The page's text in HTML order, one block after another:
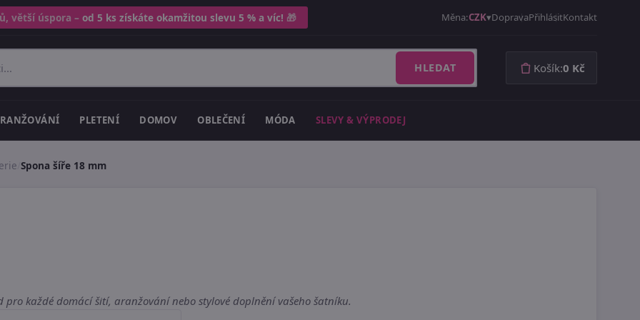
větší úspora –od 5 ks získáte okamžitou slevu 5 % a víc! 🎁 Měna:CZK DopravaPřihlásitKontakt
HLEDAT Košík:0 Kč
PLETENÍ DOMOV OBLEČENÍ MÓDA SLEVY & VÝPRODEJ
Spona šíře 18 mm
každé domácí šití, aranžování nebo stylové doplnění vašeho šatníku.